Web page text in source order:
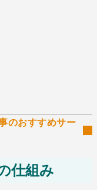
のおすすめサー
仕組み